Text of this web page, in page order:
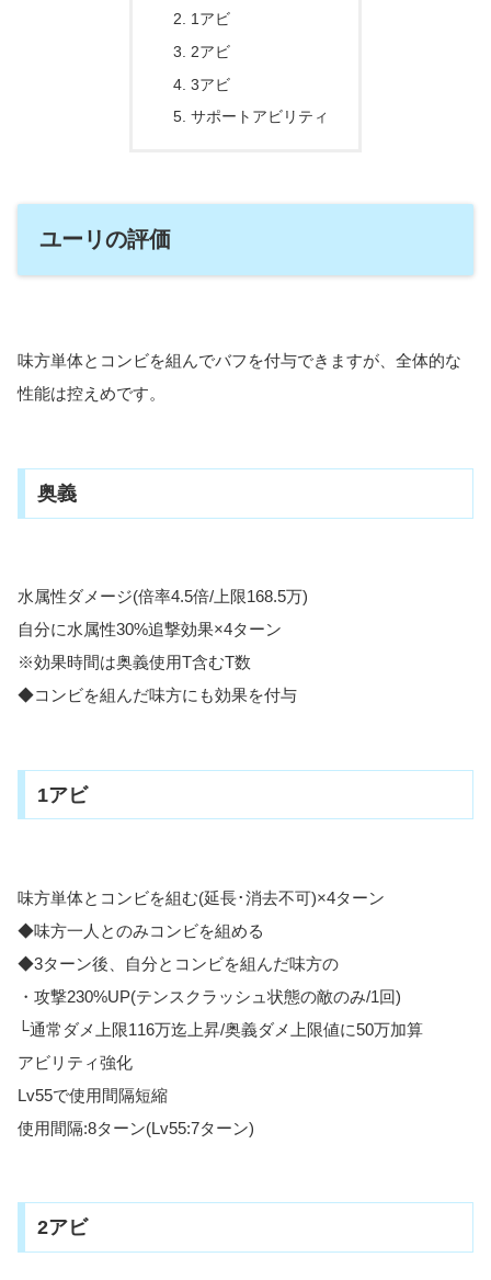
1アビ
2アビ
3アビ
サポートアビリティ
ユーリの評価
味方単体とコンビを組んでバフを付与できますが、全体的な
性能は控えめです。
奥義
水属性ダメージ(倍率4.5倍/上限168.5万)
自分に水属性30%追撃効果×4ターン
※効果時間は奥義使用T含むT数
◆コンビを組んだ味方にも効果を付与
1アビ
味方単体とコンビを組む(延長･消去不可)×4ターン
◆味方一人とのみコンビを組める
◆3ターン後、自分とコンビを組んだ味方の
・攻撃230%UP(テンスクラッシュ状態の敵のみ/1回)
└通常ダメ上限116万迄上昇/奥義ダメ上限値に50万加算
アビリティ強化
Lv55で使用間隔短縮
使用間隔:8ターン(Lv55:7ターン)
2アビ